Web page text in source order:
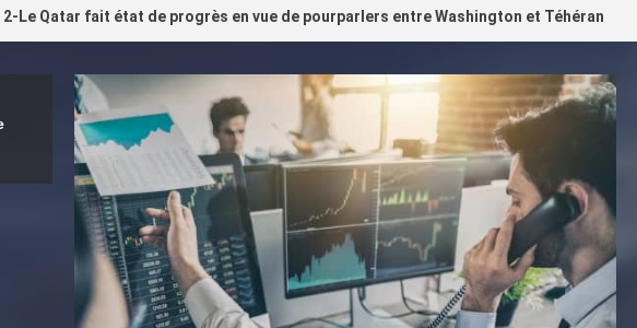
2-Le Qatar fait état de progrès en vue de pourparlers entre Washington et Téhéran
2
Les compagnies du Golfe face au
défi de la confiance retrouvée
ConocoPhillips
retards éventuels du
au Qatar ne devraient
quelques m